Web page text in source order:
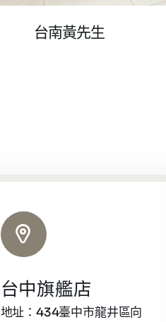
台南黃先生
台中旗艦店
地址：434臺中市龍井區向